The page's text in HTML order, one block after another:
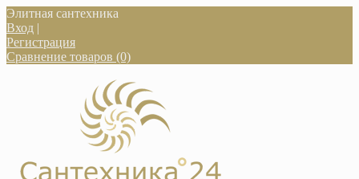
Элитная сантехника
Вход |
Регистрация
Сравнение товаров (0)